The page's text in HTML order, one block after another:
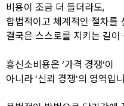
비용이 조금 더 들더라도,
합법적이고 체계적인 절차를
결국은 스스로를 지키는 길이
흥신소비용은 ‘가격 경쟁’이
아니라 ‘신뢰 경쟁’의 영역입